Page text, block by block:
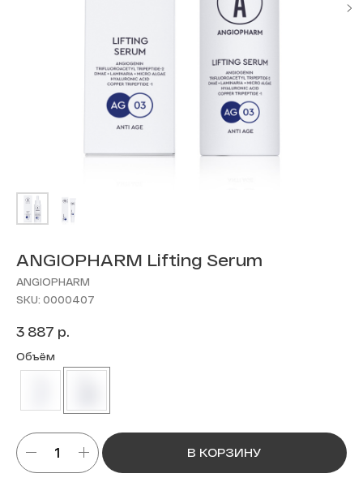
ANGIOPHARM Lifting Serum
ANGIOPHARM
SKU: 0000407
3 887 р.
Объём
В КОРЗИНУ